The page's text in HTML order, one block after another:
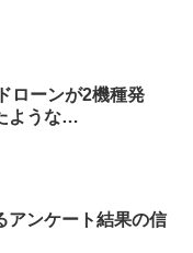
ローンが2機種発
ような…
アンケート結果の信